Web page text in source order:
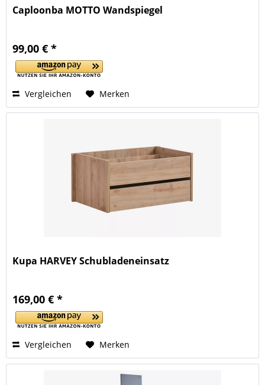
Caploonba MOTTO Wandspiegel
99,00 € *
Vergleichen Merken
Kupa HARVEY Schubladeneinsatz
169,00 € *
Vergleichen Merken